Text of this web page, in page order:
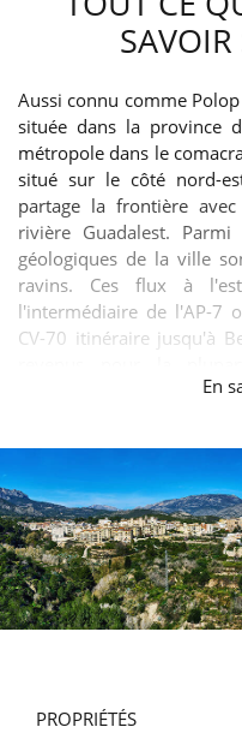
Aussi connu comme
située dans la province
métropole dans le
situé sur le côté nord-
partage la frontière
rivière Guadalest. Parmi
géologiques de la ville
ravins. Ces flux à
l'intermédiaire de l'AP-7
CV-70 itinéraire jusqu'à
l'agriculture. Almond et
également parmi la
En
PROPRIÉTÉS